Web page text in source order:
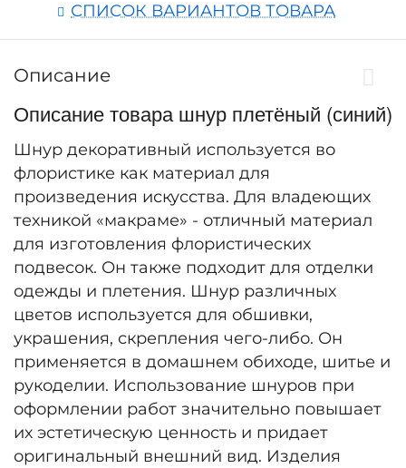
СПИСОК ВАРИАНТОВ ТОВАРА
Описание
Описание товара шнур плетёный (синий)
Шнур декоративный используется во
флористике как материал для
произведения искусства. Для владеющих
техникой «макраме» - отличный материал
для изготовления флористических
подвесок. Он также подходит для отделки
одежды и плетения. Шнур различных
цветов используется для обшивки,
украшения, скрепления чего-либо. Он
применяется в домашнем обиходе, шитье и
рукоделии. Использование шнуров при
оформлении работ значительно повышает
их эстетическую ценность и придает
оригинальный внешний вид. Изделия